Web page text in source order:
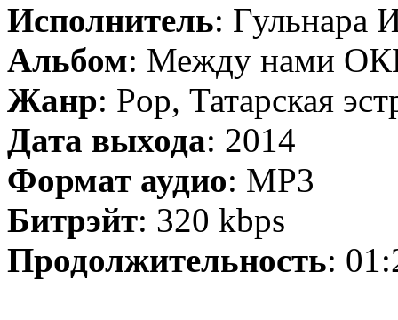
Исполнитель: Гульнара
Альбом: Между нами
Жанр: Pop, Татарская
Дата выхода: 2014
Формат аудио: MP3
Битрэйт: 320 kbps
Продолжительность: